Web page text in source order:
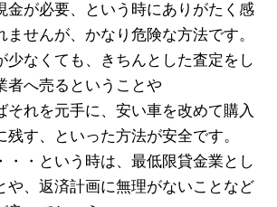
金が必要、という時にありがたく感
ませんが、かなり危険な方法です。
少なくても、きちんとした査定をし
者へ売るということや
それを元手に、安い車を改めて購入
残す、といった方法が安全です。
・・という時は、最低限貸金業とし
や、返済計画に無理がないことなど